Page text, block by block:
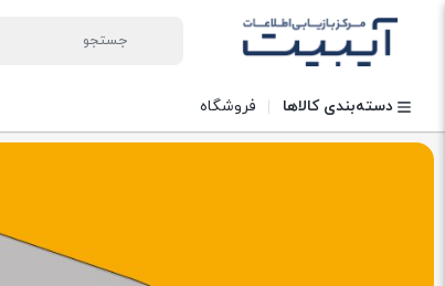
دسته‌بندی کالاها فروشگاه